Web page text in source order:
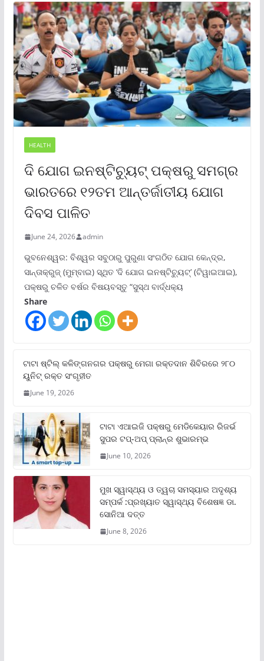
HEALTH
ଦି ଯୋଗ ଇନଷ୍ଟିଚ୍ୟୁଟ୍ ପକ୍ଷରୁ ସମଗ୍ର
ଭାରତରେ ୧୨ତମ ଆନ୍ତର୍ଜାତୀୟ ଯୋଗ
ଦିବସ ପାଳିତ
June 24, 2026 admin
ଭୁବନେଶ୍ୱର: ବିଶ୍ୱର ସବୁଠାରୁ ପୁରୁଣା ସଂଗଠିତ ଯୋଗ କେନ୍ଦ୍ର,
ସାନ୍ତାକ୍ରୁଜ୍ (ମୁମ୍ବାଇ) ସ୍ଥିତ ‘ଦି ଯୋଗ ଇନଷ୍ଟିଚ୍ୟୁଟ୍‌’ (ଟିୱାଇଆଇ),
ପକ୍ଷରୁ ଚଳିତ ବର୍ଷର ବିଷୟବସ୍ତୁ “ସୁସ୍ଥ ବାର୍ଦ୍ଧକ୍ୟ
Share
ଟାଟା ଷ୍ଟିଲ୍‌ କଳିଙ୍ଗନଗର ପକ୍ଷରୁ ମେଗା ରକ୍ତଦାନ ଶିବିରରେ ୨୮୦
ୟୁନିଟ୍‌ ରକ୍ତ ସଂଗୃହୀତ
June 19, 2026
ଟାଟା ଏଆଇଜି ପକ୍ଷରୁ ମେଡିକେୟାର ରିଜର୍ଭ
ସୁପର ଟପ୍‌-ଅପ୍ ପ୍ଲାନ୍‌ର ଶୁଭାରମ୍ଭ
June 10, 2026
ମୁଖ ସ୍ୱାସ୍ଥ୍ୟ ଓ ତ୍ୱଚା ସମସ୍ୟାର ଅଦୃଶ୍ୟ
ସମ୍ପର୍କ :ପ୍ରଖ୍ୟାତ ସ୍ୱାସ୍ଥ୍ୟ ବିଶେଷଜ୍ଞ ଡା.
ସୋନିଆ ଦତ୍ତ
June 8, 2026